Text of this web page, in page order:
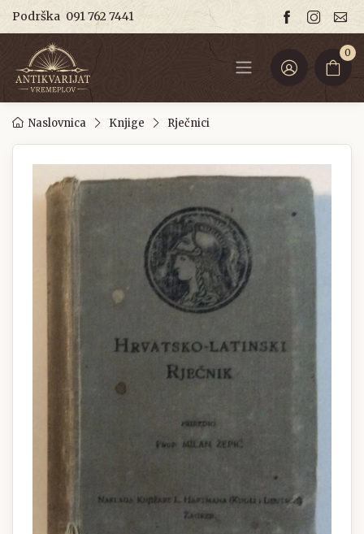
Podrška 091 762 7441
0
Naslovnica Knjige Rječnici